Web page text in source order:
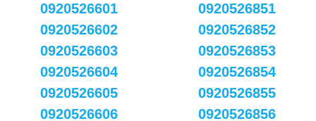
0920526601
0920526602
0920526603
0920526604
0920526605
0920526606
0920526851
0920526852
0920526853
0920526854
0920526855
0920526856